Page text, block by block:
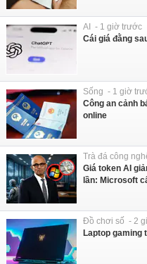
AI - 1 giờ trước
Cái giá đằng
Sống - 1 giờ
Công an cảnh
online
Trà đá công
Giá token AI
lần: Microsoft
Đồ chơi số - 2
Laptop gaming